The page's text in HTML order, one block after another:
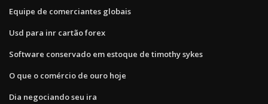
Equipe de comerciantes globais
Usd para inr cartão forex
Software conservado em estoque de timothy sykes
O que o comércio de ouro hoje
Dia negociando seu ira